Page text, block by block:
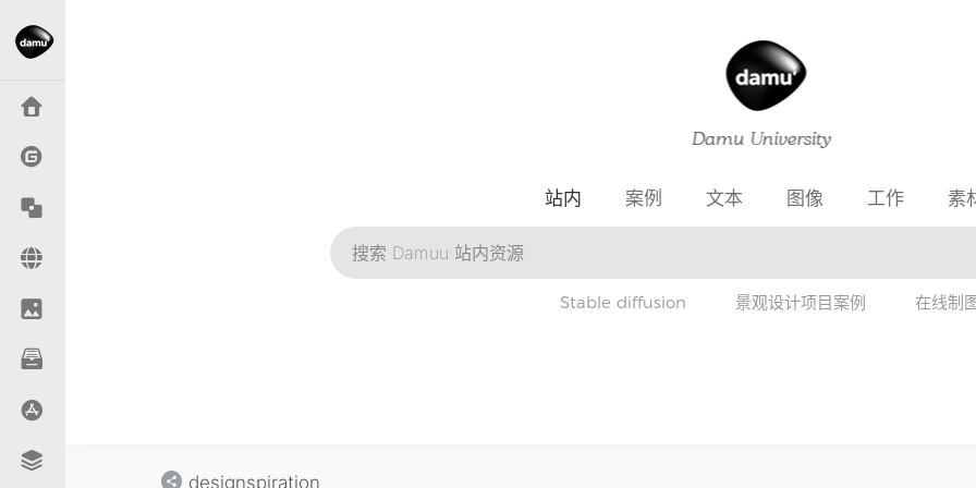
站内 案例 文本 图像 工作 素
Stable diffusion 景观设计项目案例 在线制
designspiration